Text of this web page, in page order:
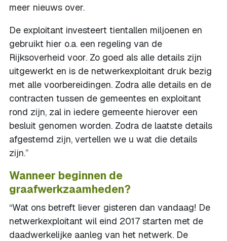
meer nieuws over.
De exploitant investeert tientallen miljoenen en
gebruikt hier o.a. een regeling van de
Rijksoverheid voor. Zo goed als alle details zijn
uitgewerkt en is de netwerkexploitant druk bezig
met alle voorbereidingen. Zodra alle details en de
contracten tussen de gemeentes en exploitant
rond zijn, zal in iedere gemeente hierover een
besluit genomen worden. Zodra de laatste details
afgestemd zijn, vertellen we u wat die details
zijn.”
Wanneer beginnen de
graafwerkzaamheden?
“Wat ons betreft liever gisteren dan vandaag! De
netwerkexploitant wil eind 2017 starten met de
daadwerkelijke aanleg van het netwerk. De